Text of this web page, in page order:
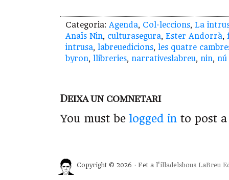
Categoria: Agenda, Col·leccions, La
Anaïs Nin, culturasegura, Ester Andorrà,
intrusa, labreuedicions, les quatre
byron, llibreries, narrativeslabreu, nin,
Deixa un comnetari
You must be logged in to post
Copyright © 2026 · Fet a l'illadelsbous LaBreu